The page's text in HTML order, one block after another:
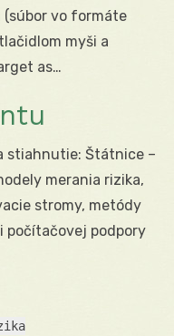
(súbor vo formáte
myši a
as…
stiahnutie: Štátnice –
merania rizika,
stromy, metódy
počítačovej podpory